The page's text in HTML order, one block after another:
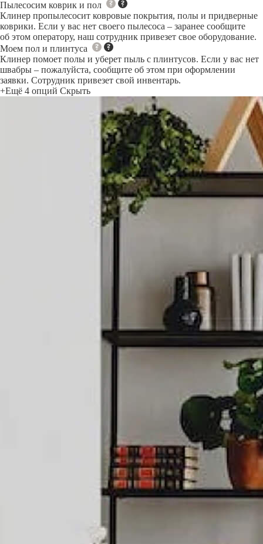
Пылесосим коврик и пол
Клинер пропылесосит ковровые покрытия, полы и придверные
коврики. Если у вас нет своего пылесоса – заранее сообщите
об этом оператору, наш сотрудник привезет свое оборудование.
Моем пол и плинтуса
Клинер помоет полы и уберет пыль с плинтусов. Если у вас нет
швабры – пожалуйста, сообщите об этом при оформлении
заявки. Сотрудник привезет свой инвентарь.
+Ещё 4 опций Скрыть